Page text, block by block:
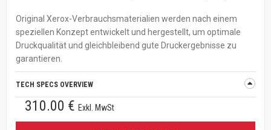
Original Xerox-Verbrauchsmaterialien werden nach einem
speziellen Konzept entwickelt und hergestellt, um optimale
Druckqualität und gleichbleibend gute Druckergebnisse zu
garantieren.
TECH SPECS OVERVIEW
310.00 € Exkl. MwSt